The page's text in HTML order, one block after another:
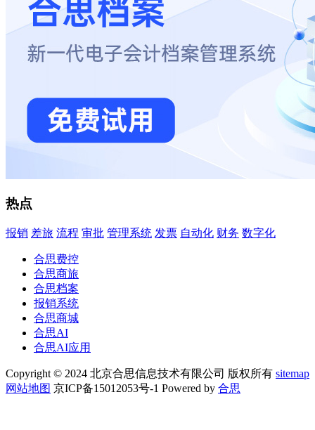
热点
报销 差旅 流程 审批 管理系统 发票 自动化 财务 数字化
合思费控
合思商旅
合思档案
报销系统
合思商城
合思AI
合思AI应用
Copyright © 2024 北京合思信息技术有限公司 版权所有 sitemap
网站地图 京ICP备15012053号-1 Powered by 合思